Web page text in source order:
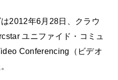
2012年6月28日、クラウ
ユニファイド・コミュ
Conferencing（ビデオ